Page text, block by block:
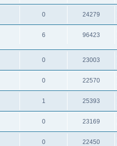
0 24279
6 96423
0 23003
0 22570
1 25393
0 23169
0 22450